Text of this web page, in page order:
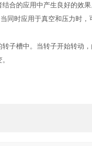
合的应用中产生良好的效
同时应用于真空和压力时，
子槽中。当转子开始转动